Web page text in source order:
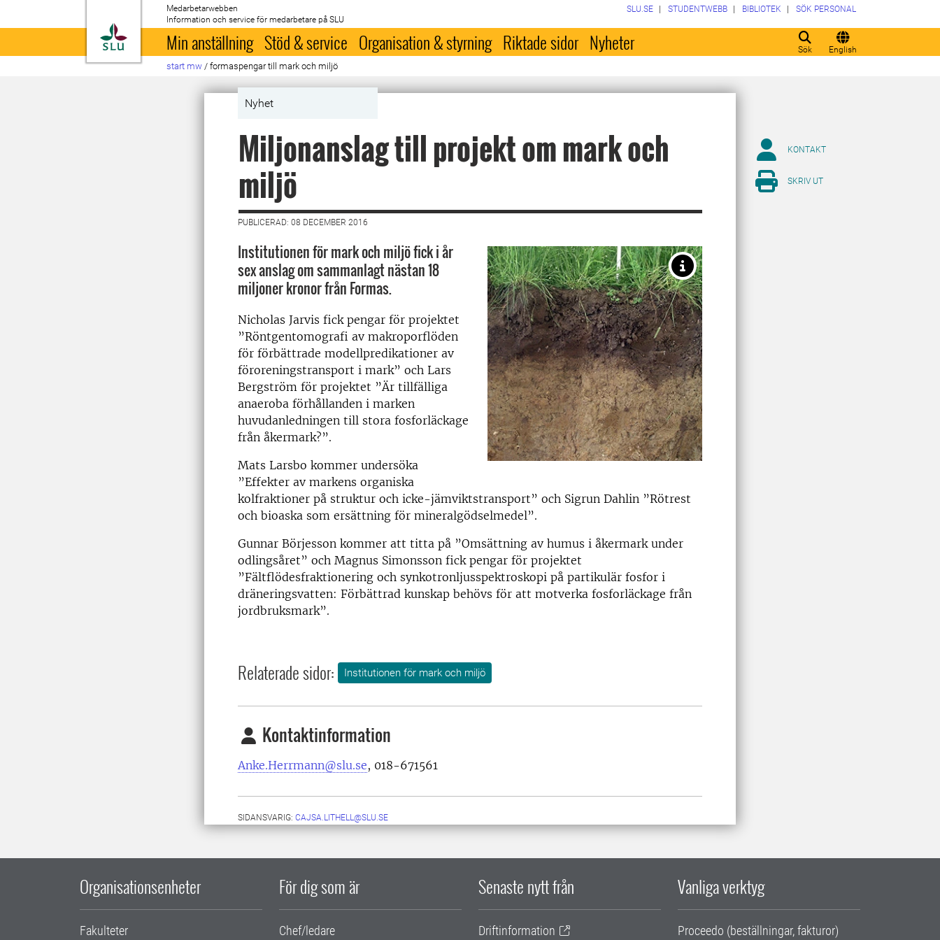
Till startsida
Medarbetarwebben
Information och service för medarbetare på SLU
Sök English
SLU.SE STUDENTWEBB BIBLIOTEK SÖK PERSONAL
Min anställning Stöd & service Organisation & styrning Riktade sidor Nyheter
start mw / formaspengar till mark och miljö
Nyhet
Miljonanslag till projekt om mark och
miljö
PUBLICERAD: 08 DECEMBER 2016
Institutionen för mark och miljö fick i år
sex anslag om sammanlagt nästan 18
miljoner kronor från Formas.
Nicholas Jarvis fick pengar för projektet
”Röntgentomografi av makroporflöden
för förbättrade modellpredikationer av
föroreningstransport i mark” och Lars
Bergström för projektet ”Är tillfälliga
anaeroba förhållanden i marken
huvudanledningen till stora fosforläckage
från åkermark?”.
Mats Larsbo kommer undersöka
”Effekter av markens organiska
kolfraktioner på struktur och icke-jämviktstransport” och Sigrun Dahlin ”Rötrest
och bioaska som ersättning för mineralgödselmedel”.
Gunnar Börjesson kommer att titta på ”Omsättning av humus i åkermark under
odlingsåret” och Magnus Simonsson fick pengar för projektet
”Fältflödesfraktionering och synkotronljusspektroskopi på partikulär fosfor i
dräneringsvatten: Förbättrad kunskap behövs för att motverka fosforläckage från
jordbruksmark”.
Relaterade sidor: Institutionen för mark och miljö
Kontaktinformation
Anke.Herrmann@slu.se, 018-671561
SIDANSVARIG: CAJSA.LITHELL@SLU.SE
KONTAKT
SKRIV UT
Organisationsenheter
Fakulteter
För dig som är
Chef/ledare
Senaste nytt från
Driftinformation
Vanliga verktyg
Proceedo (beställningar, fakturor)